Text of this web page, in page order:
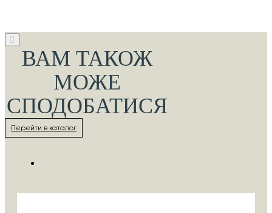
ВАМ ТАКОЖ
МОЖЕ
СПОДОБАТИСЯ
Перейти в каталог